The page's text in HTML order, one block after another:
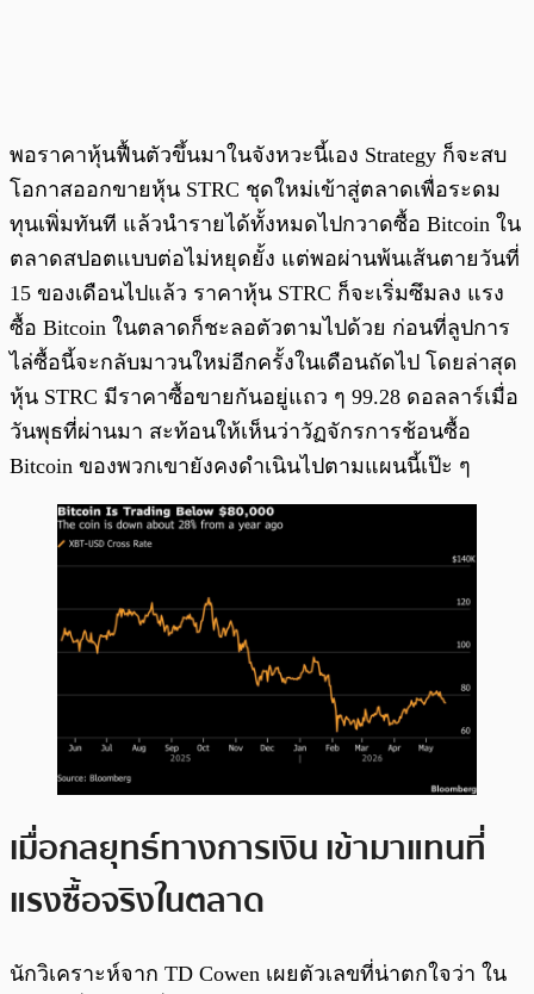
พอราคาหุ้นฟื้นตัวขึ้นมาในจังหวะนี้เอง Strategy ก็จะสบ
โอกาสออกขายหุ้น STRC ชุดใหม่เข้าสู่ตลาดเพื่อระดม
ทุนเพิ่มทันที แล้วนำรายได้ทั้งหมดไปกวาดซื้อ Bitcoin ใน
ตลาดสปอตแบบต่อไม่หยุดยั้ง แต่พอผ่านพ้นเส้นตายวันที่
15 ของเดือนไปแล้ว ราคาหุ้น STRC ก็จะเริ่มซึมลง แรง
ซื้อ Bitcoin ในตลาดก็ชะลอตัวตามไปด้วย ก่อนที่ลูปการ
ไล่ซื้อนี้จะกลับมาวนใหม่อีกครั้งในเดือนถัดไป โดยล่าสุด
หุ้น STRC มีราคาซื้อขายกันอยู่แถว ๆ 99.28 ดอลลาร์เมื่อ
วันพุธที่ผ่านมา สะท้อนให้เห็นว่าวัฏจักรการช้อนซื้อ
Bitcoin ของพวกเขายังคงดำเนินไปตามแผนนี้เป๊ะ ๆ
เมื่อกลยุทธ์ทางการเงิน เข้ามาแทนที่
แรงซื้อจริงในตลาด
นักวิเคราะห์จาก TD Cowen เผยตัวเลขที่น่าตกใจว่า ใน